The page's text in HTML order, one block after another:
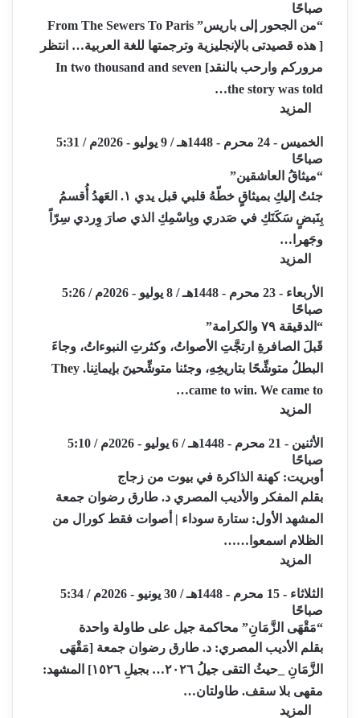
صباحًا
“من الجحور إلى باريس” From The Sewers To Paris
[ هذه قصيدتى بالإنجليزية وترجمتها للغة العربية… انتظر
مروركم وارحب بالنقد] In two thousand and seven
the story was told…
المزيد
الخميس - 24 محرم - 1448هـ / 9 يوليو - 2026م / 5:31
صباحًا
“ميثاقُ العاشقين”
جئتُ إليكِ بميثاقٍ خطّهُ قلبي قبل يدي ١. العَهدُ أُقسمُ
بِنَبضٍ سَكَنَكِ في صَدري وبِاسْمِكِ الذي صارَ وِردي سِرّاً
وجَهرا…
المزيد
الأربعاء - 23 محرم - 1448هـ / 8 يوليو - 2026م / 5:26
صباحًا
“الدقيقة ٧٩ والكرامة”
قَبلَ الصافرةِ ارتجَّتِ الأصواتُ، وكثرتِ النبوءاتُ، وجاءَ
البطلُ متوشِّحًا بتاريخِهِ، وجئنا متوشِّحينَ بإيمانِنا. They
came to win. We came to…
المزيد
الأثنين - 21 محرم - 1448هـ / 6 يوليو - 2026م / 5:10
صباحًا
أوبريت: كهنة الذاكرة في بيوت من زجاج
بقلم المفكر والأديب المصري د. طارق رضوان جمعة
المشهد الأول: ستارة سوداء | أصوات فقط كورال من
الظلام اسمعوا……
المزيد
الثلاثاء - 15 محرم - 1448هـ / 30 يونيو - 2026م / 5:34
صباحًا
“مَقْهَى الزَّمَانِ” محاكمة جيل على طاولة واحدة
بقلم الأديب المصري: د. طارق رضوان جمعة [مَقْهَى
الزَّمَانِ _حيثُ التقى جيلُ ٢٠٢٦… بجيلِ ١٥٢٦] المشهد:
مقهى بلا سقف. طاولتان…
المزيد